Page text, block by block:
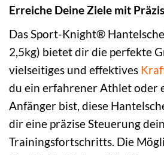
Erreiche Deine Ziele mit
Das Sport-Knight®
2,5kg) bietet dir die perfekte
vielseitiges und effektives
du ein erfahrener Athlet oder
Anfänger bist, diese
dir eine präzise Steuerung
Trainingsfortschritts. Die